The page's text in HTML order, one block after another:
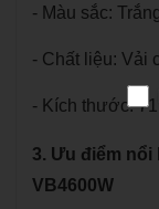
- Màu sắc:
- Chất liệu: Vải
- Kích thước:
3. Ưu điểm nổi
VB4600W